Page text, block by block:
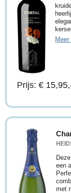
Prijs: €
een
met